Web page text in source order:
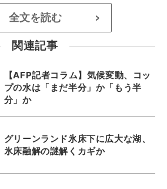
全文を読む >
関連記事
【AFP記者コラム】気候変動、コッ
プの水は「まだ半分」か「もう半
分」か
グリーンランド氷床下に広大な湖、
氷床融解の謎解くカギか